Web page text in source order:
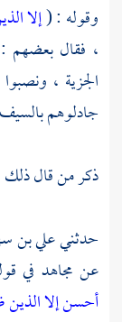
وقوله : (إلا
، فقال بعضهم :
الجزية ،
جادلوهم
ذكر من قال
حدثنيعلي بن
عن مجاهد في
أحسن إلا